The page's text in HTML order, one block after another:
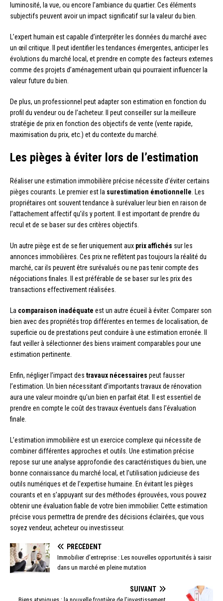
luminosité, la vue, ou encore l’ambiance du quartier. Ces éléments
subjectifs peuvent avoir un impact significatif sur la valeur du bien.
L’expert humain est capable d’interpréter les données du marché avec
un œil critique. Il peut identifier les tendances émergentes, anticiper les
évolutions du marché local, et prendre en compte des facteurs externes
comme des projets d’aménagement urbain qui pourraient influencer la
valeur future du bien.
De plus, un professionnel peut adapter son estimation en fonction du
profil du vendeur ou de l’acheteur. Il peut conseiller sur la meilleure
stratégie de prix en fonction des objectifs de vente (vente rapide,
maximisation du prix, etc.) et du contexte du marché.
Les pièges à éviter lors de l’estimation
Réaliser une estimation immobilière précise nécessite d’éviter certains
pièges courants. Le premier est la surestimation émotionnelle . Les
propriétaires ont souvent tendance à surévaluer leur bien en raison de
l’attachement affectif qu’ils y portent. Il est important de prendre du
recul et de se baser sur des critères objectifs.
Un autre piège est de se fier uniquement aux prix affichés sur les
annonces immobilières. Ces prix ne reflètent pas toujours la réalité du
marché, car ils peuvent être surévalués ou ne pas tenir compte des
négociations finales. Il est préférable de se baser sur les prix des
transactions effectivement réalisées.
La comparaison inadéquate est un autre écueil à éviter. Comparer son
bien avec des propriétés trop différentes en termes de localisation, de
superficie ou de prestations peut conduire à une estimation erronée. Il
faut veiller à sélectionner des biens vraiment comparables pour une
estimation pertinente.
Enfin, négliger l’impact des travaux nécessaires peut fausser
l’estimation. Un bien nécessitant d’importants travaux de rénovation
aura une valeur moindre qu’un bien en parfait état. Il est essentiel de
prendre en compte le coût des travaux éventuels dans l’évaluation
finale.
L’estimation immobilière est un exercice complexe qui nécessite de
combiner différentes approches et outils. Une estimation précise
repose sur une analyse approfondie des caractéristiques du bien, une
bonne connaissance du marché local, et l’utilisation judicieuse des
outils numériques et de l’expertise humaine. En évitant les pièges
courants et en s’appuyant sur des méthodes éprouvées, vous pouvez
obtenir une évaluation fiable de votre bien immobilier. Cette estimation
précise vous permettra de prendre des décisions éclairées, que vous
soyez vendeur, acheteur ou investisseur.
PRÉCÉDENT
Immobilier d’entreprise : Les nouvelles opportunités à saisir
dans un marché en pleine mutation
SUIVANT